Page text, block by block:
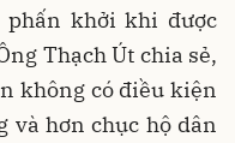
khởi khi được
Thạch Út chia sẻ,
không có điều kiện
và hơn chục hộ dân